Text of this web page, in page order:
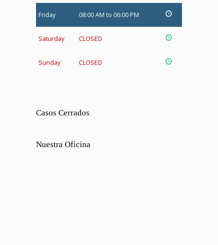
Friday 08:00 AM to 06:00 PM
Saturday CLOSED
Sunday CLOSED
Casos Cerrados
Nuestra Oficina